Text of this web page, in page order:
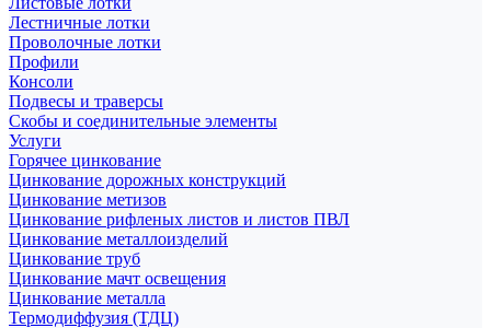
Лестничные лотки
Проволочные лотки
Профили
Консоли
Подвесы и траверсы
Скобы и соединительные элементы
Услуги
Горячее цинкование
Цинкование дорожных конструкций
Цинкование метизов
Цинкование рифленых листов и листов ПВЛ
Цинкование металлоизделий
Цинкование труб
Цинкование мачт освещения
Цинкование металла
Термодиффузия (ТДЦ)